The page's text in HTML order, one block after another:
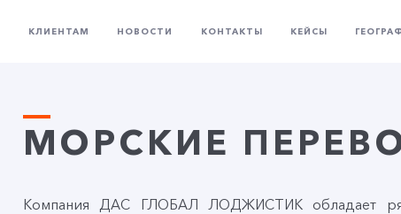
КЛИЕНТАМ НОВОСТИ КОНТАКТЫ КЕЙСЫ
МОРСКИЕ
Компания ДАС ГЛОБАЛ ЛОДЖИСТИК обладает